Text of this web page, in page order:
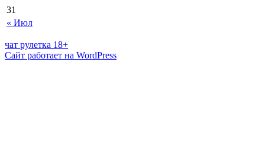
« Июл
31
чат рулетка 18+
Сайт работает на WordPress